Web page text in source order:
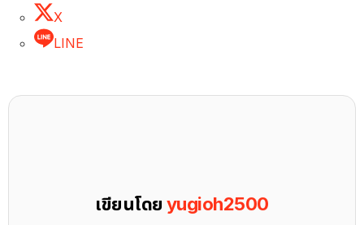
X
LINE
เขียนโดยyugioh2500